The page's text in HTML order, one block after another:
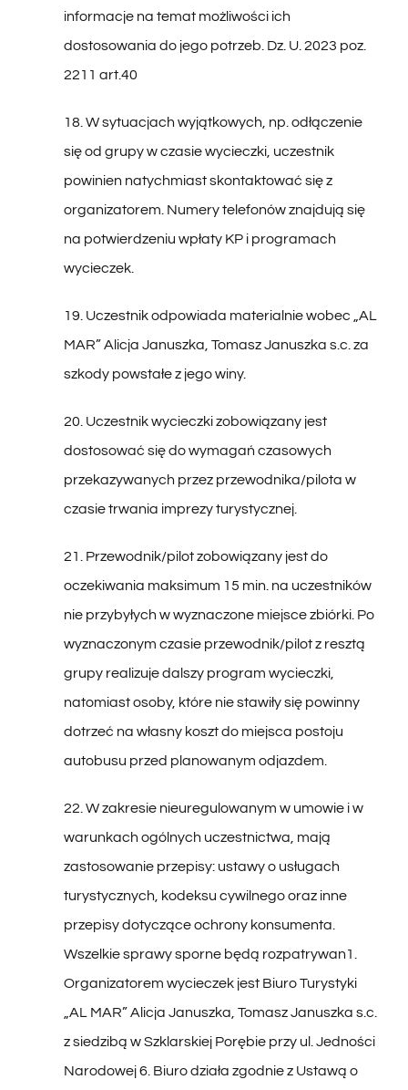
dostosowania do jego potrzeb. Dz. U. 2023 poz.
2211 art.40
się od grupy w czasie wycieczki, uczestnik
powinien natychmiast skontaktować się z
organizatorem. Numery telefonów znajdują się
na potwierdzeniu wpłaty KP i programach
wycieczek.
MAR” Alicja Januszka, Tomasz Januszka s.c. za
szkody powstałe z jego winy.
dostosować się do wymagań czasowych
przekazywanych przez przewodnika/pilota w
czasie trwania imprezy turystycznej.
oczekiwania maksimum 15 min. na uczestników
nie przybyłych w wyznaczone miejsce zbiórki. Po
wyznaczonym czasie przewodnik/pilot z resztą
grupy realizuje dalszy program wycieczki,
natomiast osoby, które nie stawiły się powinny
dotrzeć na własny koszt do miejsca postoju
autobusu przed planowanym odjazdem.
warunkach ogólnych uczestnictwa, mają
zastosowanie przepisy: ustawy o usługach
turystycznych, kodeksu cywilnego oraz inne
przepisy dotyczące ochrony konsumenta.
Wszelkie sprawy sporne będą rozpatrywan
Organizatorem wycieczek jest Biuro Turystyki
„AL MAR” Alicja Januszka, Tomasz Januszka s.c.
z siedzibą w Szklarskiej Porębie przy ul. Jedności
Narodowej 6. Biuro działa zgodnie z Ustawą o
Usługach Turystycznych z dnia 29.08.1997 roku